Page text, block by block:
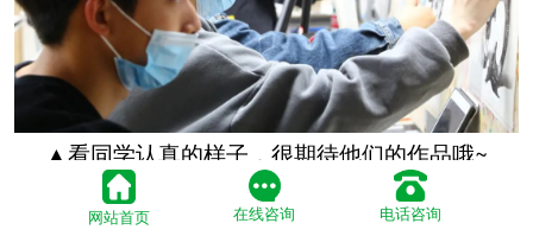
▲看同学认真的样子，很期待他们的作品哦~
网站首页 在线咨询 电话咨询